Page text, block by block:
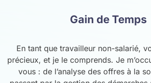
Gain de Temps
En tant que travailleur non-salarié,
précieux, et je le comprends. Je
vous : de l’analyse des offres à la